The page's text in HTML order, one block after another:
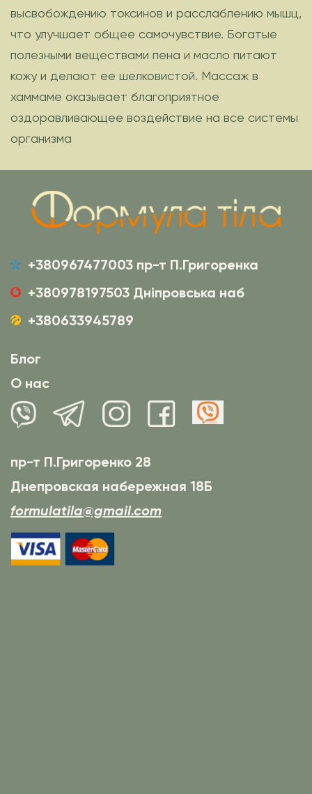
высвобождению токсинов и расслаблению мышц,
что улучшает общее самочувствие. Богатые
полезными веществами пена и масло питают
кожу и делают ее шелковистой. Массаж в
хаммаме оказывает благоприятное
оздоравливающее воздействие на все системы
организма
+380967477003 пр-т П.Григоренка
+380978197503 Дніпровська наб
+380633945789
Блог
О нас
пр-т П.Григоренко 28
Днепровская набережная 18Б
formulatila@gmail.com